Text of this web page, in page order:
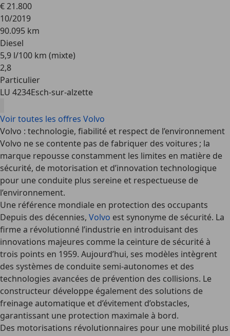
€ 21.800
10/2019
90.095 km
Diesel
5,9 l/100 km (mixte)
2,8
Particulier
LU 4234Esch-sur-alzette
Voir toutes les offres Volvo
Volvo : technologie, fiabilité et respect de l’environnement
Volvo ne se contente pas de fabriquer des voitures ; la
marque repousse constamment les limites en matière de
sécurité, de motorisation et d’innovation technologique
pour une conduite plus sereine et respectueuse de
l’environnement.
Une référence mondiale en protection des occupants
Depuis des décennies, Volvo est synonyme de sécurité. La
firme a révolutionné l’industrie en introduisant des
innovations majeures comme la ceinture de sécurité à
trois points en 1959. Aujourd’hui, ses modèles intègrent
des systèmes de conduite semi-autonomes et des
technologies avancées de prévention des collisions. Le
constructeur développe également des solutions de
freinage automatique et d’évitement d’obstacles,
garantissant une protection maximale à bord.
Des motorisations révolutionnaires pour une mobilité plus